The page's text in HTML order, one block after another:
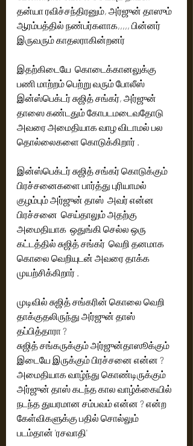
தன்யா ரவிச்சந்திரனும், அர்ஜுன் தாஸும்
ஆரம்பத்தில் நண்பர்களாக,,,,, பின்னர்
இருவரும் காதலராகின்றனர்
இதற்கிடையே  கொடைக்கானலுக்கு
பணி மாற்றம் பெற்று வரும் போலீஸ்
இன்ஸ்பெக்டர் சுஜித் சங்கர், அர்ஜுன்
தாஸை கண்டதும் கோபடமடைவதோடு
அவரை அமைதியாக வாழ விடாமல் பல
தொல்லைகளை கொடுக்கிறார் .
இன்ஸ்பெக்டர் சுஜித் சங்கர் கொடுக்கும்
பிரச்சனைகளை பார்த்து புரியாமல்
குழம்பும் அர்ஜுன் தாஸ்  அவர் என்ன
பிரச்சனை  செய்தாலும் அதற்கு
அமைதியாக  ஒதுங்கி செல்ல ஒரு
கட்டத்தில் சுஜித் சங்கர்  வெறி தனமாக
கொலை வெறியுடன் அவரை தாக்க
முயற்சிக்கிறார் .
முடிவில் சுஜித் சங்கரின் கொலை வெறி
தாக்குதலிருந்து அர்ஜுன் தாஸ்
தப்பித்தாரா ?
சுஜித் சங்கருக்கும் அர்ஜுன்தாஸூக்கும்
இடையே இருக்கும் பிரச்சனை என்ன ?
அமைதியாக வாழ்ந்து கொண்டிருக்கும்
அர்ஜுன் தாஸ் கடந்த கால வாழ்க்கையில்
நடந்த துயரமான சம்பவம் என்ன ? என்ற
கேள்விகளுக்கு பதில் சொல்லும்
படம்தான் 'ரசவாதி'